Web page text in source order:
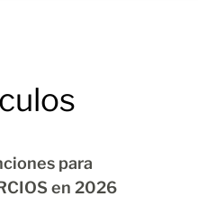
para
en 2026